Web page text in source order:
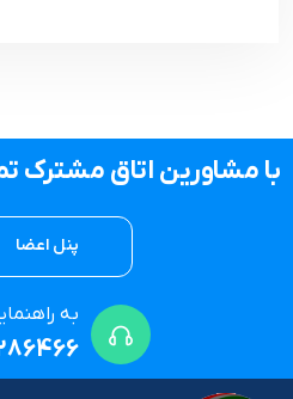
با مشاورین اتاق مشترک
پنل اعضا
به